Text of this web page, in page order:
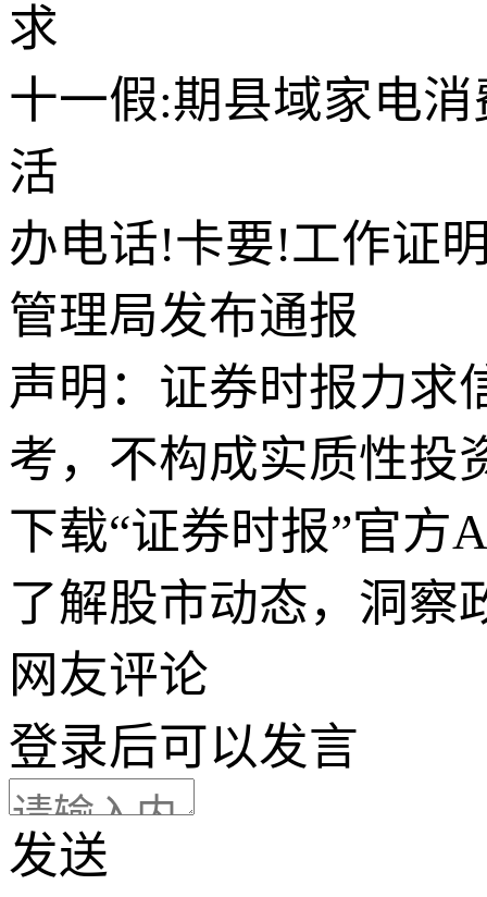
求
十一假:期县域家电
活
办电话!卡要!工作证
管理局发布通报
声明：证券时报力求
考，不构成实质性投
下载“证券时报”官方
了解股市动态，洞察
网友评论
登录后可以发言
发送